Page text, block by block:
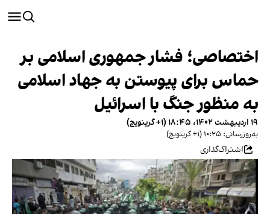
اختصاصی؛ فشار جمهوری اسلامی بر
حماس برای پیوستن به جهاد اسلامی
به منظور جنگ با اسرائیل
۱۹ اردیبهشت ۱۴۰۲، ۱۸:۴۵ (‎+۱ گرینویچ)
به‌روزرسانی: ۱۰:۲۵ (‎+۱ گرینویچ)
اشتراک‌گذاری